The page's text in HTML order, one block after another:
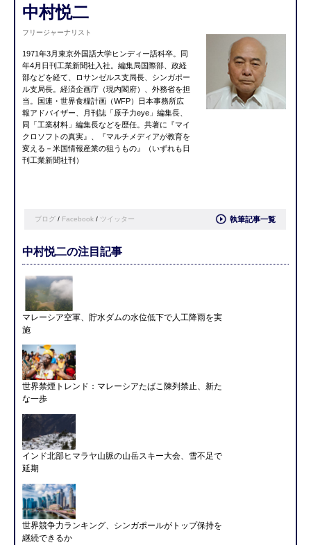
中村悦二
フリージャーナリスト
1971年3月東京外国語大学ヒンディー語科卒。同
年4月日刊工業新聞社入社。編集局国際部、政経
部などを経て、ロサンゼルス支局長、シンガポー
ル支局長。経済企画庁（現内閣府）、外務省を担
当。国連・世界食糧計画（WFP）日本事務所広
報アドバイザー、月刊誌「原子力eye」編集長、
同「工業材料」編集長などを歴任。共著に『マイ
クロソフトの真実』、『マルチメディアが教育を
変える－米国情報産業の狙うもの』（いずれも日
刊工業新聞社刊）
ブログ / Facebook / ツイッター 執筆記事一覧
中村悦二の注目記事
マレーシア空軍、貯水ダムの水位低下で人工降雨を実
施
世界禁煙トレンド：マレーシアたばこ陳列禁止、新た
な一歩
インド北部ヒマラヤ山脈の山岳スキー大会、雪不足で
延期
世界競争力ランキング、シンガポールがトップ保持を
継続できるか